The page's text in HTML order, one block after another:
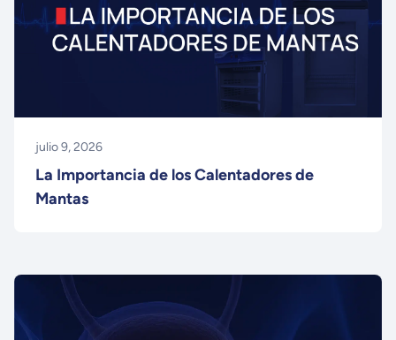
julio 9, 2026
La Importancia de los Calentadores de
Mantas